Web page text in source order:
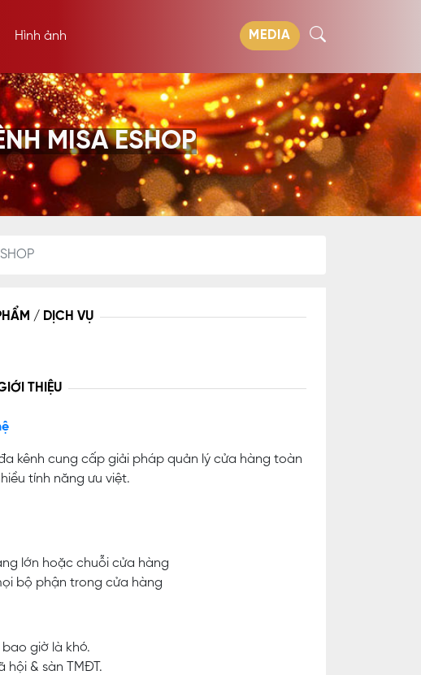
Hình ảnh MEDIA
MISA ESHOP
/ DỊCH VỤ
THIỆU
kênh cung cấp giải pháp quản lý cửa hàng toàn
tính năng ưu việt.
lớn hoặc chuỗi cửa hàng
bộ phận trong cửa hàng
giờ là khó.
hội & sàn TMĐT.